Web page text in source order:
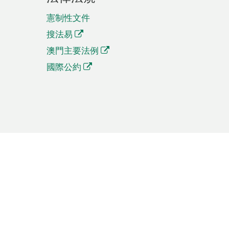
憲制性文件
搜法易
澳門主要法例
國際公約